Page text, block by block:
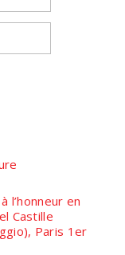
l’honneur en
Castille
Paris 1er